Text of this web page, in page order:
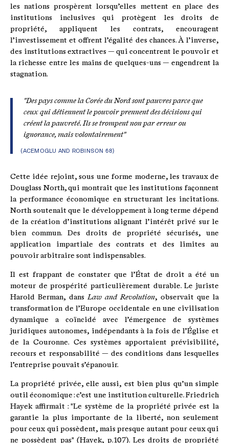
les nations prospèrent lorsqu’elles mettent en place des
institutions inclusives qui protègent les droits de
propriété, appliquent les contrats, encouragent
l’investissement et offrent l’égalité des chances. À l’inverse,
des institutions extractives — qui concentrent le pouvoir et
la richesse entre les mains de quelques-uns — engendrent la
stagnation.
"Des pays comme la Corée du Nord sont pauvres parce que
ceux qui détiennent le pouvoir prennent des décisions qui
créent la pauvreté. Ils se trompent non par erreur ou
ignorance, mais volontairement"
(ACEMOGLU AND ROBINSON 68)
Cette idée rejoint, sous une forme moderne, les travaux de
Douglass North, qui montrait que les institutions façonnent
la performance économique en structurant les incitations.
North soutenait que le développement à long terme dépend
de la création d’institutions alignant l’intérêt privé sur le
bien commun. Des droits de propriété sécurisés, une
application impartiale des contrats et des limites au
pouvoir arbitraire sont indispensables.
Il est frappant de constater que l’État de droit a été un
moteur de prospérité particulièrement durable. Le juriste
Harold Berman, dans Law and Revolution, observait que la
transformation de l’Europe occidentale en une civilisation
dynamique a coïncidé avec l’émergence de systèmes
juridiques autonomes, indépendants à la fois de l’Église et
de la Couronne. Ces systèmes apportaient prévisibilité,
recours et responsabilité — des conditions dans lesquelles
l’entreprise pouvait s’épanouir.
La propriété privée, elle aussi, est bien plus qu’un simple
outil économique : c’est une institution culturelle. Friedrich
Hayek affirmait : "Le système de la propriété privée est la
garantie la plus importante de la liberté, non seulement
pour ceux qui possèdent, mais presque autant pour ceux qui
ne possèdent pas" (Hayek, p. 107). Les droits de propriété